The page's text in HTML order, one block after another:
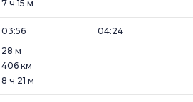
7 ч 15 м
03:56
28 м
04:24
406 км
8 ч 21 м